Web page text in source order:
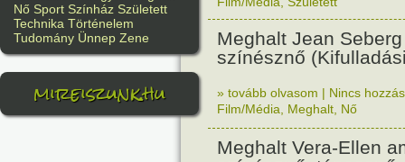
Nő Sport Színház Született
Technika Történelem
Tudomány Ünnep Zene
mireiszunk.hu
Meghalt Jean
színésznő
» tovább olvasom | Nincs
Film/Média
Meghalt Nő
Meghalt Vera-Ellen